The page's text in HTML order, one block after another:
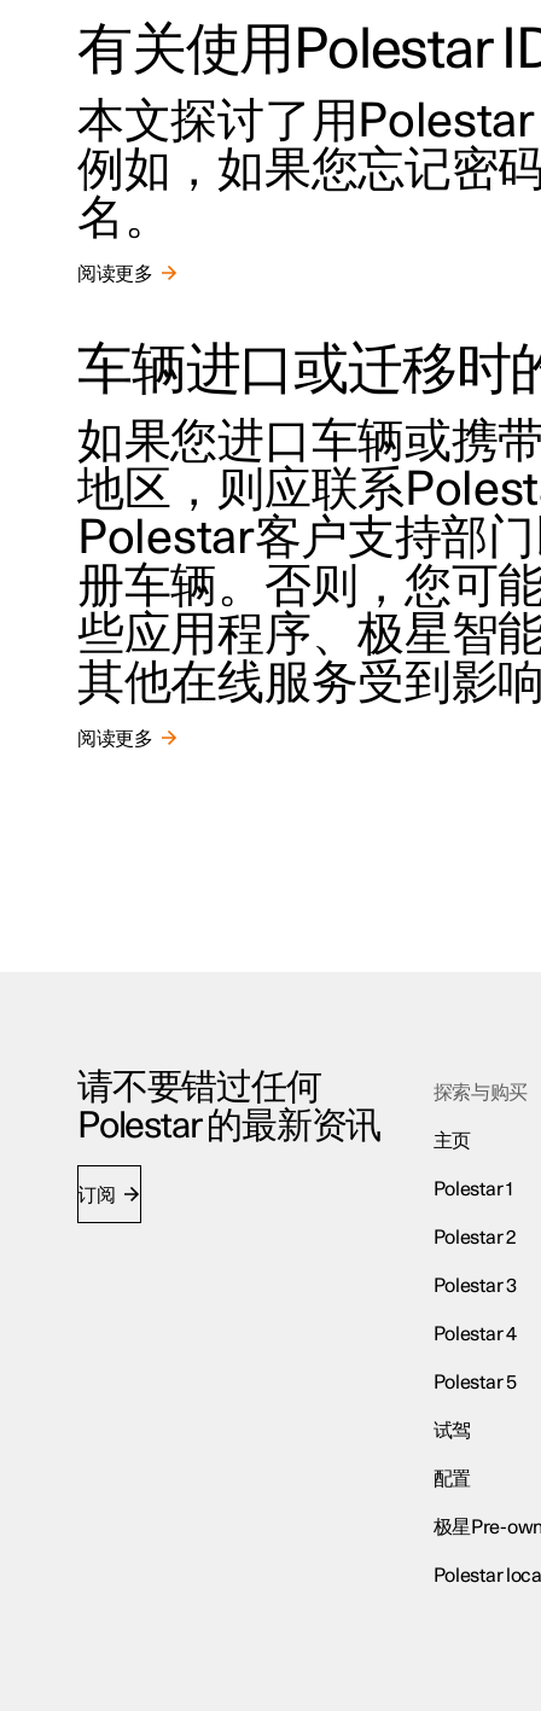
有关使用Polestar
本文探讨了用
例如，如果您忘记密
名。
阅读更多
车辆进口或迁移时
如果您进口车辆或携
地区，则应联系
Polestar客户支持部
册车辆。否则，您可
些应用程序、极星智
其他在线服务受到影
阅读更多
请不要错过任何
Polestar 的最新资讯
订阅
探索与购买
主页
Polestar 1
Polestar 2
Polestar 3
Polestar 4
Polestar 5
试驾
配置
极星Pre-
Polestar